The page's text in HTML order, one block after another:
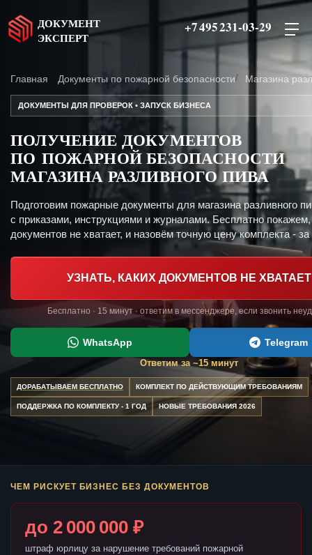
ДОКУМЕНТ
ЭКСПЕРТ
+7 495 231-03-29
Главная Документы по пожарной безопасности Магазина
ДОКУМЕНТЫ ДЛЯ ПРОВЕРОК • ЗАПУСК БИЗНЕСА
ПОЛУЧЕНИЕ ДОКУМЕНТОВ
ПО ПОЖАРНОЙ БЕЗОПАСНОСТИ
МАГАЗИНА РАЗЛИВНОГО ПИВА
Подготовим пожарные документы для магазина разливного
с приказами, инструкциями и журналами. Бесплатно покажем,
документов не хватает, и назовём точную цену комплекта - за
УЗНАТЬ, КАКИХ ДОКУМЕНТОВ НЕ ХВАТАЕТ
Бесплатно · 15 минут · ответим в мессенджере, если звонить
WhatsApp Telegram
Ответим за ~15 минут
ДОРАБАТЫВАЕМ БЕСПЛАТНО КОМПЛЕКТ ПО ДЕЙСТВУЮЩИМ ТРЕБОВАНИЯМ
ПОДДЕРЖКА ПО КОМПЛЕКТУ - 1 ГОД НОВЫЕ ТРЕБОВАНИЯ 2026
ЧЕМ РИСКУЕТ БИЗНЕС БЕЗ ДОКУМЕНТОВ
до 2 000 000 ₽
штраф юрлицу за нарушение требований пожарной